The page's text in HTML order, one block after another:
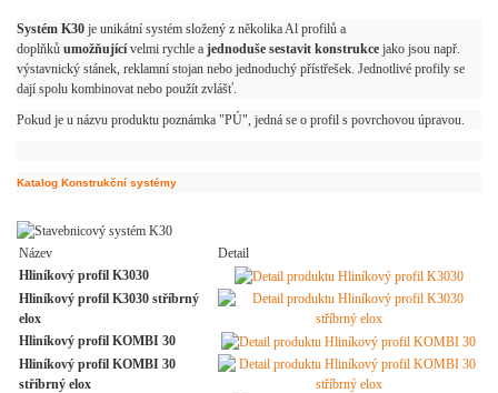
Systém K30 je unikátní systém složený z několika Al profilů a
doplňků umožňujícívelmi rychle a jednoduše sestavit konstrukce jako jsou např.
výstavnický stánek, reklamní stojan nebo jednoduchý přístřešek. Jednotlivé profily se
dají spolu kombinovat nebo použít zvlášť.
Pokud je u názvu produktu poznámka "PÚ", jedná se o profil s povrchovou úpravou.
Katalog Konstrukční systémy
Název
Detail
Hliníkový profil K3030
Hliníkový profil K3030 stříbrný
elox
Hliníkový profil KOMBI 30
Hliníkový profil KOMBI 30
stříbrný elox